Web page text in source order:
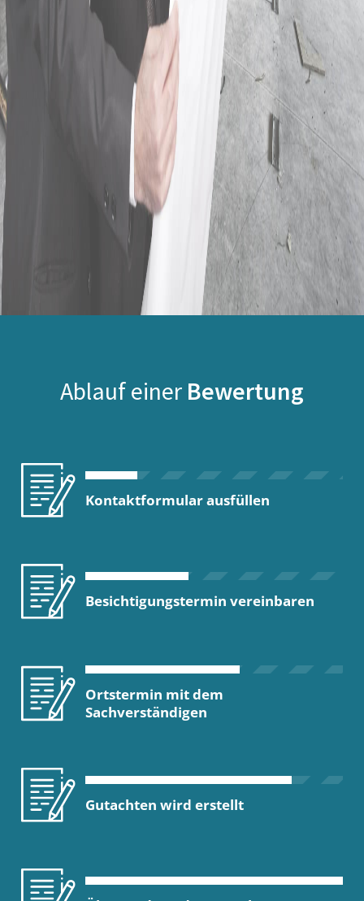
Ablauf einer Bewertung
Kontaktformular ausfüllen
Besichtigungstermin vereinbaren
Ortstermin mit dem
Sachverständigen
Gutachten wird erstellt